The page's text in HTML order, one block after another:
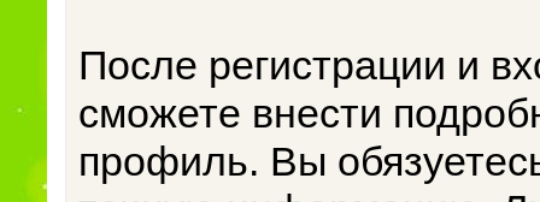
После регистрации и
сможете внести
профиль. Вы